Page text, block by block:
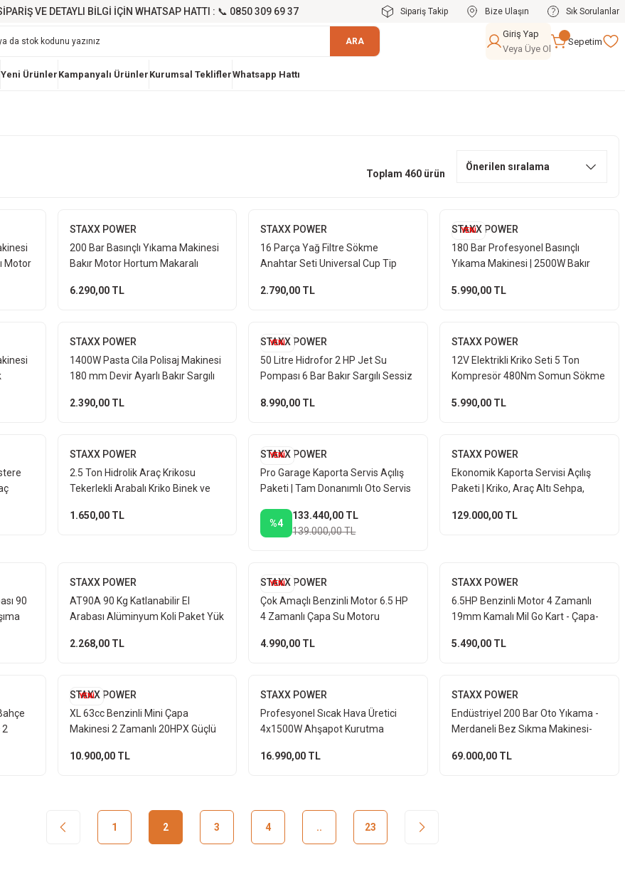
VE DETAYLI BİLGİ İÇİN WHATSAP HATTI : 📞 0850 309 69 37 Sipariş Takip Bize Ulaşın Sık Sorulanlar
ARA
Giriş Yap
Veya Üye Ol
Sepetim
Yeni Ürünler Kampanyalı Ürünler Kurumsal TekliflerWhatsapp Hattı
Toplam 460 ürün
Motor
STAXX POWER
200 Bar Basınçlı Yıkama Makinesi
Bakır Motor Hortum Makaralı
Yıkama
6.290,00 TL
STAXX POWER
16 Parça Yağ Filtre Sökme
Anahtar Seti Universal Cup Tip
Çantalı Full Set
2.790,00 TL
YENİ
STAXX POWER
180 Bar Profesyonel Basınçlı
Yıkama Makinesi | 2500W Bakır
5.990,00 TL
STAXX POWER
1400W Pasta Cila Polisaj Makinesi
180 mm Devir Ayarlı Bakır Sargılı
2.390,00 TL
YENİ
STAXX POWER
50 Litre Hidrofor 2 HP Jet Su
Pompası 6 Bar Bakır Sargılı Sessiz
8.990,00 TL
STAXX POWER
12V Elektrikli Kriko Seti 5 Ton
Kompresör 480Nm Somun Sökme
Tamir Set
5.990,00 TL
STAXX POWER
2.5 Ton Hidrolik Araç Krikosu
Tekerlekli Arabalı Kriko Binek ve
1.650,00 TL
YENİ
STAXX POWER
Pro Garage Kaporta Servis Açılış
Paketi | Tam Donanımlı Oto Servis
%4
133.440,00 TL
139.000,00 TL
STAXX POWER
Ekonomik Kaporta Servisi Açılış
Paketi | Kriko, Araç Altı Sehpa,
129.000,00 TL
90
STAXX POWER
AT90A 90 Kg Katlanabilir El
Arabası Alüminyum Koli Paket Yük
Tipi
2.268,00 TL
YENİ
STAXX POWER
Çok Amaçlı Benzinli Motor 6.5 HP
4 Zamanlı Çapa Su Motoru
Kamalı Seri
4.990,00 TL
STAXX POWER
6.5HP Benzinli Motor 4 Zamanlı
19mm Kamalı Mil Go Kart - Çapa-
5.490,00 TL
2
YENİ
STAXX POWER
XL 63cc Benzinli Mini Çapa
Makinesi 2 Zamanlı 20HPX Güçlü
19 Kg
10.900,00 TL
STAXX POWER
Profesyonel Sıcak Hava Üretici
4x1500W Ahşapot Kurutma
Makinesi 6000W
16.990,00 TL
STAXX POWER
Endüstriyel 200 Bar Oto Yıkama -
Merdaneli Bez Sıkma Makinesi-
69.000,00 TL
1 2 3 4 .. 23